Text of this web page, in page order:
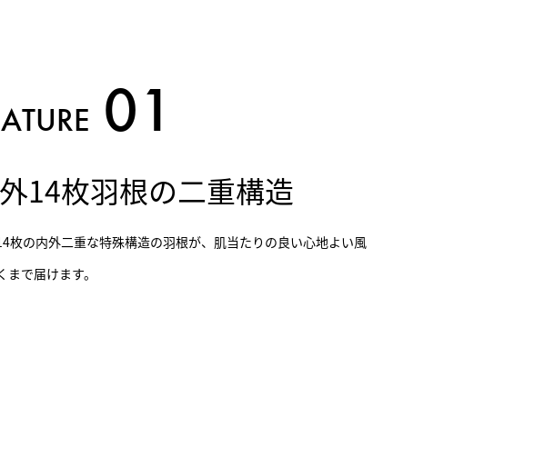
14枚羽根の二重構造
枚の内外二重な特殊構造の羽根が、肌当たりの良い心地よい風
まで届けます。